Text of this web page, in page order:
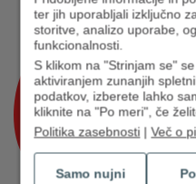
ter jih uporabljali izključno
storitve, analizo uporabe,
funkcionalnosti.
S klikom na "Strinjam se"
aktiviranjem zunanjih
podatkov, izberete lahko
kliknite na "Po meri", če
Politika zasebnosti |Več o
Samo nujni